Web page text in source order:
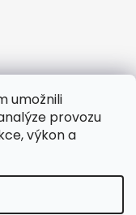
umožnili
provozu
výkon a